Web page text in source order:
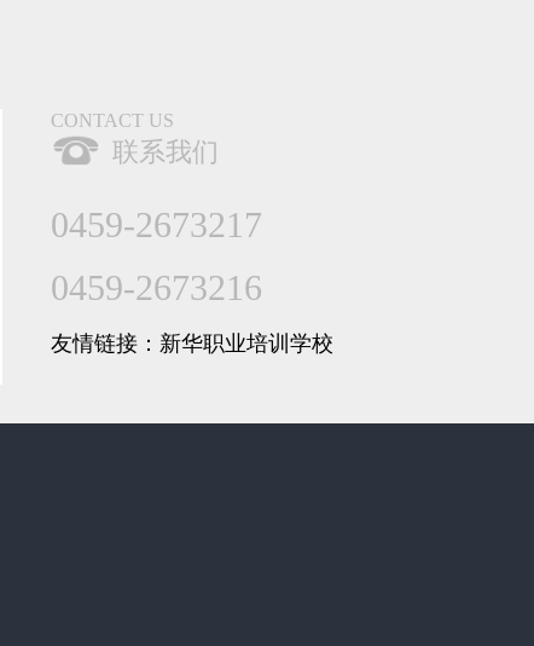
CONTACT US
联系我们
0459-2673217
0459-2673216
友情链接： 新华职业培训学校